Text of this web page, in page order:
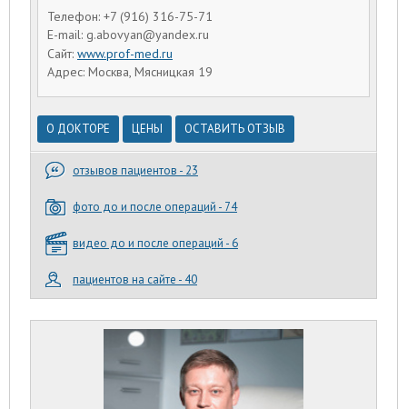
Телефон: +7 (916) 316-75-71
E-mail: g.abovyan@yandex.ru
Сайт: www.prof-med.ru
Адрес: Москва, Мясницкая 19
О ДОКТОРЕ ЦЕНЫ ОСТАВИТЬ ОТЗЫВ
отзывов пациентов - 23
фото до и после операций - 74
видео до и после операций - 6
пациентов на сайте - 40